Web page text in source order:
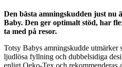
Den bästa amningskudden just nu
Baby. Den ger optimalt stöd, har
ta med på resor.
Totsy Babys amningskudde utmärker
ljudlösa fyllning och dubbelsidiga
enligt Oeko-Tex och rekommenderas